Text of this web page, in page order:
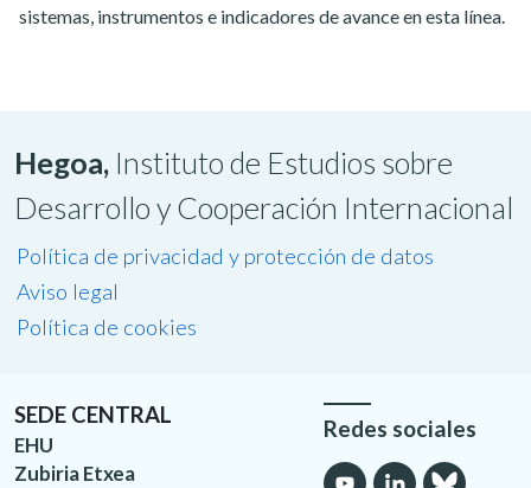
sistemas, instrumentos e indicadores de avance en esta línea.
Hegoa, Instituto de Estudios sobre
Desarrollo y Cooperación Internacional
Política de privacidad y protección de datos
Aviso legal
Política de cookies
SEDE CENTRAL
EHU
Zubiria Etxea
Redes sociales